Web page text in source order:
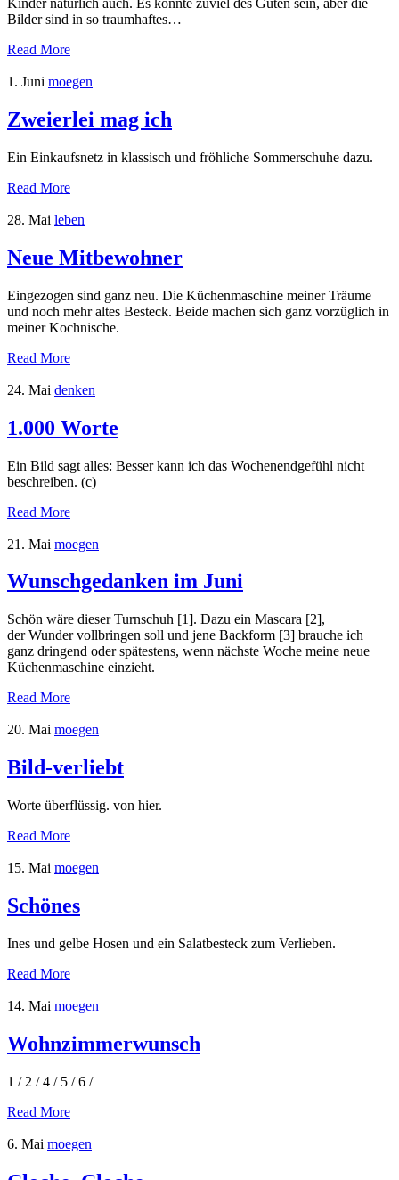
Kinder natürlich auch. Es könnte zuviel des Guten sein, aber die
Bilder sind in so traumhaftes…
Read More
1. Juni moegen
Zweierlei mag ich
Ein Einkaufsnetz in klassisch und fröhliche Sommerschuhe dazu.
Read More
28. Mai leben
Neue Mitbewohner
Eingezogen sind ganz neu. Die Küchenmaschine meiner Träume
und noch mehr altes Besteck. Beide machen sich ganz vorzüglich in
meiner Kochnische.
Read More
24. Mai denken
1.000 Worte
Ein Bild sagt alles: Besser kann ich das Wochenendgefühl nicht
beschreiben. (c)
Read More
21. Mai moegen
Wunschgedanken im Juni
Schön wäre dieser Turnschuh [1]. Dazu ein Mascara [2],
der Wunder vollbringen soll und jene Backform [3] brauche ich
ganz dringend oder spätestens, wenn nächste Woche meine neue
Küchenmaschine einzieht.
Read More
20. Mai moegen
Bild-verliebt
Worte überflüssig. von hier.
Read More
15. Mai moegen
Schönes
Ines und gelbe Hosen und ein Salatbesteck zum Verlieben.
Read More
14. Mai moegen
Wohnzimmerwunsch
1 / 2 / 4 / 5 / 6 /
Read More
6. Mai moegen